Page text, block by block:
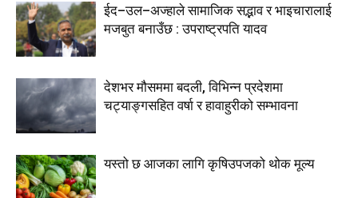
ईद–उल–अज्हाले सामाजिक सद्भाव र भाइचारालाई
मजबुत बनाउँछ : उपराष्ट्रपति यादव
देशभर मौसममा बदली, विभिन्न प्रदेशमा
चट्याङ्गसहित वर्षा र हावाहुरीको सम्भावना
यस्तो छ आजका लागि कृषिउपजको थोक मूल्य